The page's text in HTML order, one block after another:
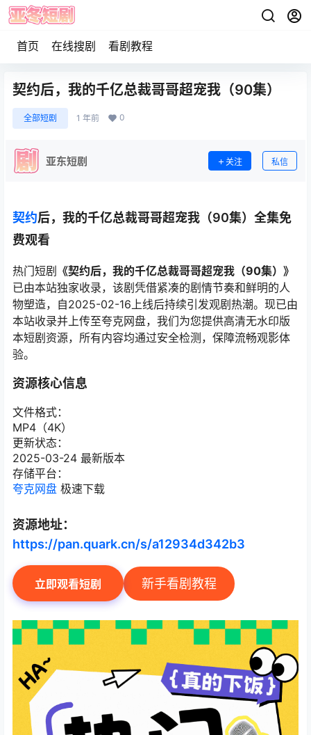
首页 在线搜剧 看剧教程
契约后，我的千亿总裁哥哥超宠我（90集）
全部短剧 1 年前 0
亚东短剧 关注 私信
契约后，我的千亿总裁哥哥超宠我（90集）全集免
费观看
热门短剧 《契约后，我的千亿总裁哥哥超宠我（90集）》
已由本站独家收录，该剧凭借紧凑的剧情节奏和鲜明的人
物塑造，自2025-02-16上线后持续引发观剧热潮。现已由
本站收录并上传至夸克网盘，我们为您提供高清无水印版
本短剧资源，所有内容均通过安全检测，保障流畅观影体
验。
资源核心信息
文件格式：
MP4（4K）
更新状态：
2025-03-24 最新版本
存储平台：
夸克网盘 极速下载
资源地址：
https://pan.quark.cn/s/a12934d342b3
立即观看短剧 新手看剧教程